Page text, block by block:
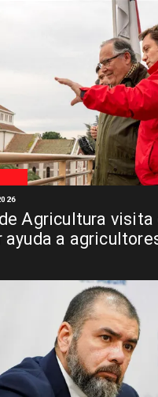
Agricultura visita
ayuda a